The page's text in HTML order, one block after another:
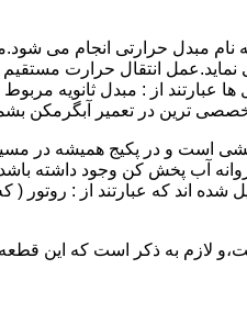
مبدل حرارتی انجام می
انتقال حرارت
از : مبدل ثانویه
ترین در تعمیر آبگرمکن
است و در پکیج همیشه در
میانی پروانه آب پخش کن وجود
اند که عبارتند از :
لازم به ذکر است که این